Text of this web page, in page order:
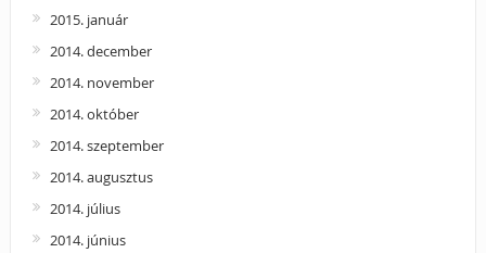
2015. január
2014. december
2014. november
2014. október
2014. szeptember
2014. augusztus
2014. július
2014. június